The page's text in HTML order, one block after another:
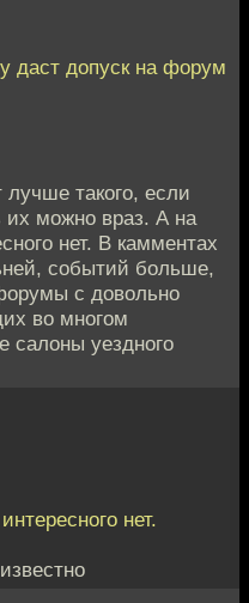
даст допуск на форум
такого, если
их можно враз. А на
нет. В камментах
событий больше,
с довольно
во многом
салоны уездного
нет.